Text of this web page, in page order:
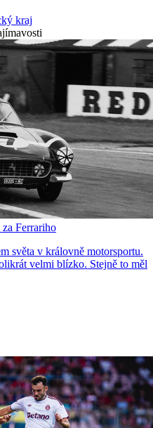
kraj
Ferrariho
světa v královně motorsportu.
velmi blízko. Stejně to měl